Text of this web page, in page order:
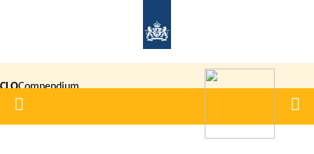
inhoud
gaan
CLOCompendium
voor de
Home